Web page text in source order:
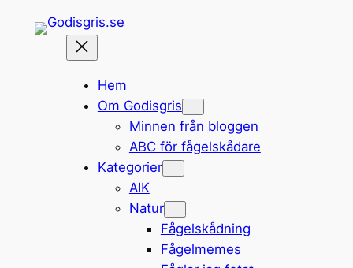
Hem
Om Godisgris
Minnen från bloggen
ABC för fågelskådare
Kategorier
AIK
Natur
Fågelskådning
Fågelmemes